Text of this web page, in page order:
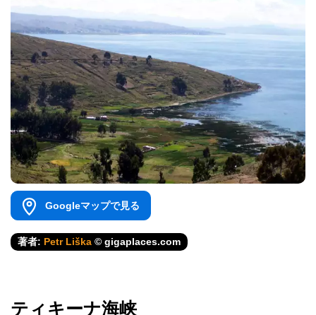
Googleマップで見る
著者: Petr Liška © gigaplaces.com
ティキーナ海峡